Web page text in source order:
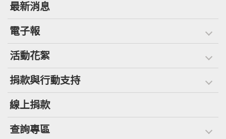
最新消息
電子報
活動花絮
捐款與行動支持
線上捐款
查詢專區